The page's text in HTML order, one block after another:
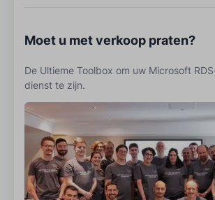
Moet u met verkoop praten?
De Ultieme Toolbox om uw Microsoft
dienst te zijn.